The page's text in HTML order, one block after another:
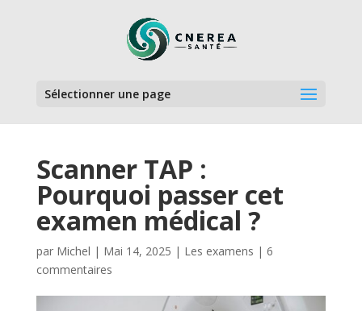
Sélectionner une page
Scanner TAP :
Pourquoi passer cet
examen médical ?
par Michel | Mai 14, 2025 | Les examens | 6
commentaires